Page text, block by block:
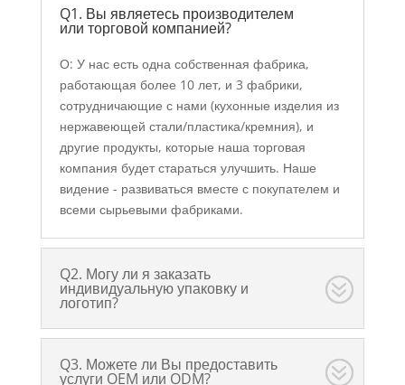
Q1. Вы являетесь производителем
или торговой компанией?
О: У нас есть одна собственная фабрика,
работающая более 10 лет, и 3 фабрики,
сотрудничающие с нами (кухонные изделия из
нержавеющей стали/пластика/кремния), и
другие продукты, которые наша торговая
компания будет стараться улучшить. Наше
видение - развиваться вместе с покупателем и
всеми сырьевыми фабриками.
Q2. Могу ли я заказать
индивидуальную упаковку и
логотип?
Q3. Можете ли Вы предоставить
услуги OEM или ODM?